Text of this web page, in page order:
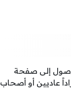
إلى صفحة
عاديين أو أصحاب